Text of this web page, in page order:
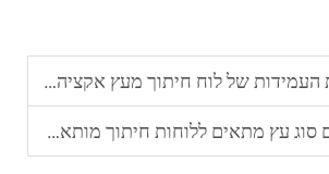
של לוח חיתוך מעץ אקציה להכנה יומית של ארוחות?
עץ מתאים ללוחות חיתוך מותאמים אישית?